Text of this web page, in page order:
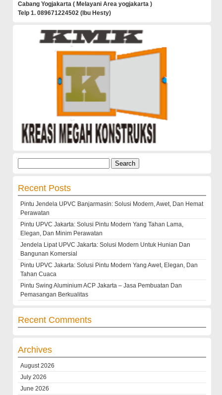
Cabang Yogjakarta ( Melayani Area yogjakarta )
Telp 1. 089671224502 (Ibu Hesty)
Recent Posts
Pintu Jendela UPVC Banjarmasin: Solusi Modern, Awet, Dan Hemat
Perawatan
Pintu UPVC Jakarta: Solusi Pintu Modern Yang Tahan Lama,
Elegan, Dan Minim Perawatan
Jendela Lipat UPVC Jakarta: Solusi Modern Untuk Hunian Dan
Bangunan Komersial
Pintu UPVC Jakarta: Solusi Pintu Modern Yang Awet, Elegan, Dan
Tahan Cuaca
Pintu Swing Aluminium ACP Jakarta – Jasa Pembuatan Dan
Pemasangan Berkualitas
Recent Comments
Archives
August 2026
July 2026
June 2026